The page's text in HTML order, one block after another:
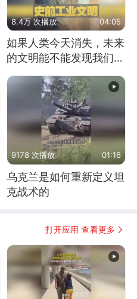
8.4万 次播放 04:05
如果人类今天消失，未来
的文明能不能发现我们存
9178 次播放 01:16
乌克兰是如何重新定义坦
克战术的
打开应用 查看更多